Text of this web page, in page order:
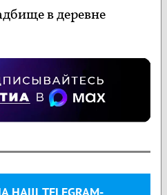
в деревне
TELEGRAM-